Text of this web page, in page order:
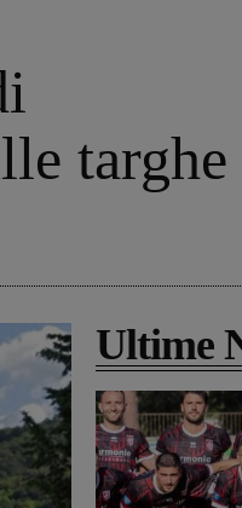
targhe
Ultime